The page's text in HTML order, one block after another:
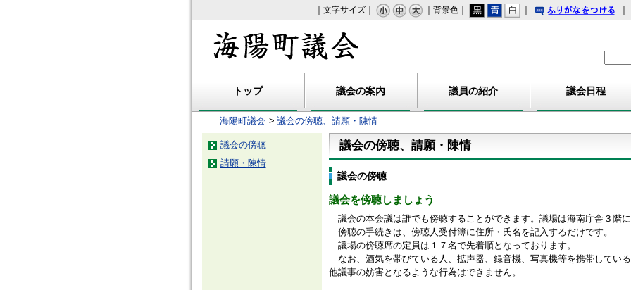
｜文字サイズ｜ ｜背景色｜
｜
｜
トップ 議会の案内 議員の紹介 議会日程
海陽町議会 議会の傍聴、請願・陳情
議会の傍聴、請願・陳情
議会の傍聴
議会を傍聴しましょう
議会の本会議は誰でも傍聴することができます。議場は海南庁舎３階
傍聴の手続きは、傍聴人受付簿に住所・氏名を記入するだけです。
議場の傍聴席の定員は１７名で先着順となっております。
なお、酒気を帯びている人、拡声器、録音機、写真機等を携帯してい
他議事の妨害となるような行為はできません。
議会の傍聴
請願・陳情